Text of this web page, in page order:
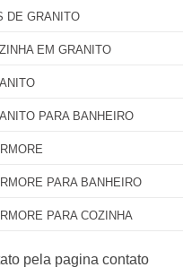
DE GRANITO
EM GRANITO
PARA BANHEIRO
PARA BANHEIRO
PARA COZINHA